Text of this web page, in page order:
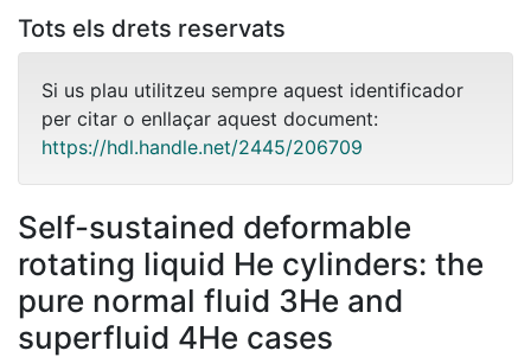
Tots els drets reservats
Si us plau utilitzeu sempre aquest identificador
per citar o enllaçar aquest document:
https://hdl.handle.net/2445/206709
Self-sustained deformable
rotating liquid He cylinders: the
pure normal fluid 3He and
superfluid 4He cases